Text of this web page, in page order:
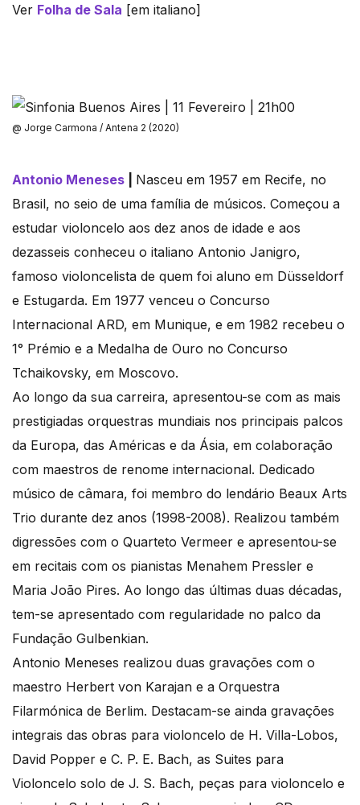
Ver Folha de Sala [em italiano]
@ Jorge Carmona / Antena 2 (2020)
Antonio Meneses
Nasceu em 1957 em Recife, no
Brasil, no seio de uma família de músicos. Começou a
estudar violoncelo aos dez anos de idade e aos
dezasseis conheceu o italiano Antonio Janigro,
famoso violoncelista de quem foi aluno em Düsseldorf
e Estugarda. Em 1977 venceu o Concurso
Internacional ARD, em Munique, e em 1982 recebeu o
1° Prémio e a Medalha de Ouro no Concurso
Tchaikovsky, em Moscovo.
Ao longo da sua carreira, apresentou-se com as mais
prestigiadas orquestras mundiais nos principais palcos
da Europa, das Américas e da Ásia, em colaboração
com maestros de renome internacional. Dedicado
músico de câmara, foi membro do lendário Beaux Arts
Trio durante dez anos (1998-2008). Realizou também
digressões com o Quarteto Vermeer e apresentou-se
em recitais com os pianistas Menahem Pressler e
Maria João Pires. Ao longo das últimas duas décadas,
tem-se apresentado com regularidade no palco da
Fundação Gulbenkian.
Antonio Meneses realizou duas gravações com o
maestro Herbert von Karajan e a Orquestra
Filarmónica de Berlim. Destacam-se ainda gravações
integrais das obras para violoncelo de H. Villa-Lobos,
David Popper e C. P. E. Bach, as Suites para
Violoncelo solo de J. S. Bach, peças para violoncelo e